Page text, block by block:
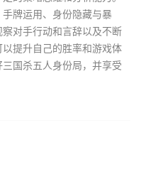
牌运用、身份隐藏与暴
对手行动和言辞以及不断
提升自己的胜率和游戏体
国杀五人身份局，并享受